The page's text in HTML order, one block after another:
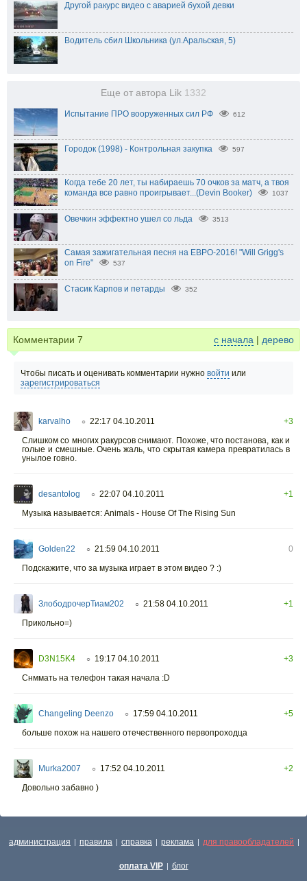
Другой ракурс видео с аварией бухой девки
Водитель сбил Школьника (ул.Аральская, 5)
Еще от автора Lik 1332
Испытание ПРО вооруженных сил РФ 612
Городок (1998) - Контрольная закупка 597
Когда тебе 20 лет, ты набираешь 70 очков за матч, а твоя
команда все равно проигрывает...(Devin Booker)
1037
Овечкин эффектно ушел со льда 3513
Самая зажигательная песня на ЕВРО-2016! "Will Grigg's
on Fire"
537
Стасик Карпов и петарды 352
Комментарии 7 с начала | дерево
Чтобы писать и оценивать комментарии нужно войти или
зарегистрироваться
karvalho ○ 22:17 04.10.2011
+3
Слишком со многих ракурсов снимают. Похоже, что постанова, как и
голые и смешные. Очень жаль, что скрытая камера превратилась в
унылое говно.
desantolog ○ 22:07 04.10.2011
+1
Музыка называется: Animals - House Of The Rising Sun
Golden22 ○ 21:59 04.10.2011
0
Подскажите, что за музыка играет в этом видео ? :)
ЗлободрочерТиам202 ○ 21:58 04.10.2011
+1
Прикольно=)
D3N15K4 ○ 19:17 04.10.2011
+3
Снммать на телефон такая начала :D
Changeling Deenzo ○ 17:59 04.10.2011
+5
больше похож на нашего отечественного первопроходца
Murka2007 ○ 17:52 04.10.2011
+2
Довольно забавно )
администрация | правила | справка | реклама | для правообладателей |
оплата VIP | блог